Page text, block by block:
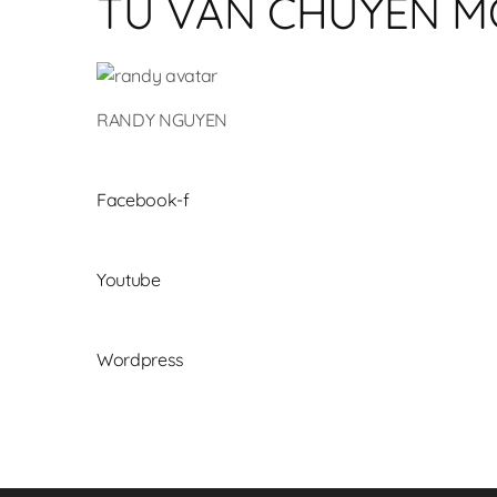
TƯ VẤN CHUYÊN
RANDY NGUYEN
Facebook-f
Youtube
Wordpress